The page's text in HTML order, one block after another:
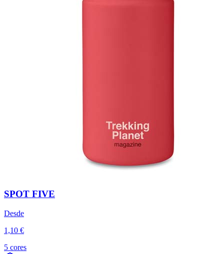
SPOT FIVE
Desde
1,10 €
5 cores